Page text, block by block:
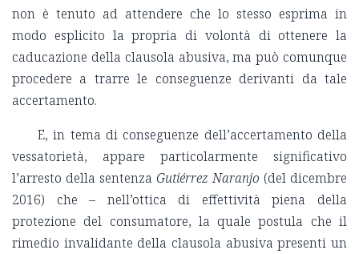
non è tenuto ad attendere che lo stesso esprima in
modo esplicito la propria di volontà di ottenere la
caducazione della clausola abusiva, ma può comunque
procedere a trarre le conseguenze derivanti da tale
accertamento.
E, in tema di conseguenze dell’accertamento della
vessatorietà, appare particolarmente significativo
l’arresto della sentenza Gutiérrez Naranjo (del dicembre
2016) che – nell’ottica di effettività piena della
protezione del consumatore, la quale postula che il
rimedio invalidante della clausola abusiva presenti un